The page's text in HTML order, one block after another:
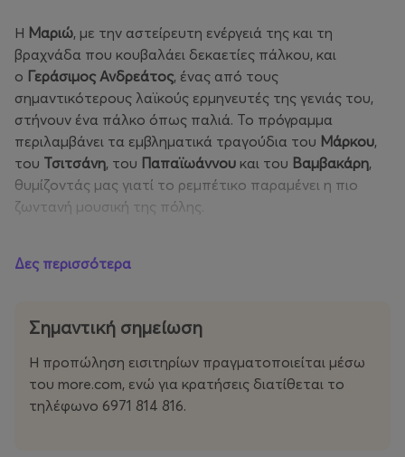
Η Μαριώ, με την αστείρευτη ενέργειά της και τη
βραχνάδα που κουβαλάει δεκαετίες πάλκου, και
ο Γεράσιμος Ανδρεάτος, ένας από τους
σημαντικότερους λαϊκούς ερμηνευτές της γενιάς του,
στήνουν ένα πάλκο όπως παλιά. Το πρόγραμμα
περιλαμβάνει τα εμβληματικά τραγούδια του Μάρκου,
του Τσιτσάνη, του Παπαϊωάννου και του Βαμβακάρη,
θυμίζοντάς μας γιατί το ρεμπέτικο παραμένει η πιο
ζωντανή μουσική της πόλης.
Τετράς».
σκοπούς και τα λόγια που ρίζωσαν στις καρδιές μας.
Συντελεστές:
Επιμέλεια προγράμματος:
Δες περισσότερα
Σημαντική σημείωση
Η προπώληση εισιτηρίων πραγματοποιείται μέσω
του more.com, ενώ για κρατήσεις διατίθεται το
τηλέφωνο 6971 814 816.